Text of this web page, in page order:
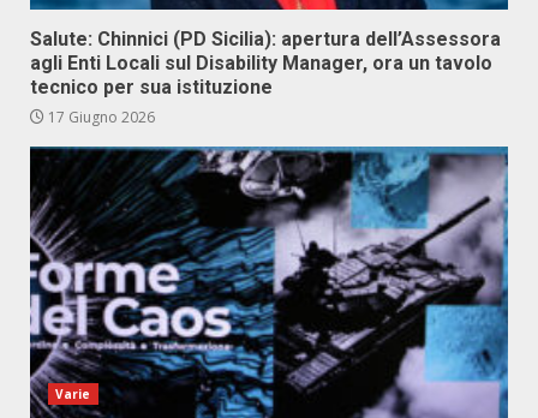
Salute: Chinnici (PD Sicilia): apertura dell’Assessora
agli Enti Locali sul Disability Manager, ora un tavolo
tecnico per sua istituzione
17 Giugno 2026
Varie